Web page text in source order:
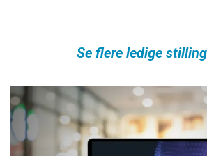
Se flere ledige